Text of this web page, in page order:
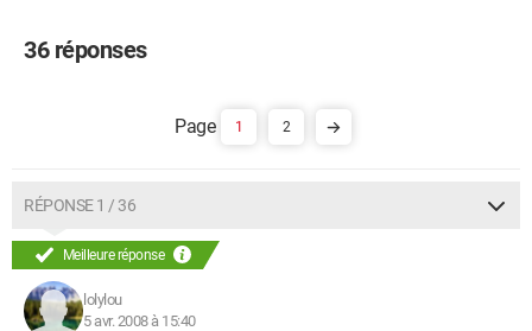
36 réponses
1 2
RÉPONSE 1 / 36
Meilleure réponse
lolylou
5 avr. 2008 à 15:40